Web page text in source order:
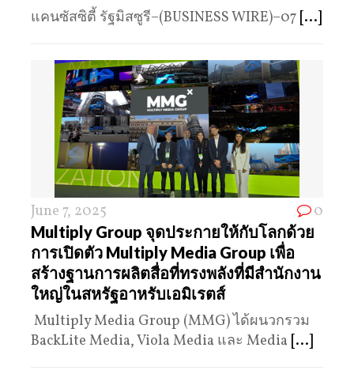
แคนซัสซิตี้ รัฐมิสซูรี–(BUSINESS WIRE)–07 [...]
June 7, 2025 0
Multiply Group จุดประกายให้กับโลกด้วย
การเปิดตัว Multiply Media Group เพื่อ
สร้างฐานการผลิตสื่อที่ทรงพลังที่มีสำนักงาน
ใหญ่ในสหรัฐอาหรับเอมิเรตส์
Multiply Media Group (MMG) ได้ผนวกรวม
BackLite Media, Viola Media และ Media [...]